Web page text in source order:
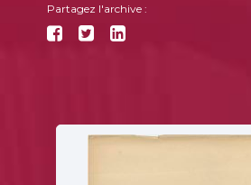
Partagez l'archive :